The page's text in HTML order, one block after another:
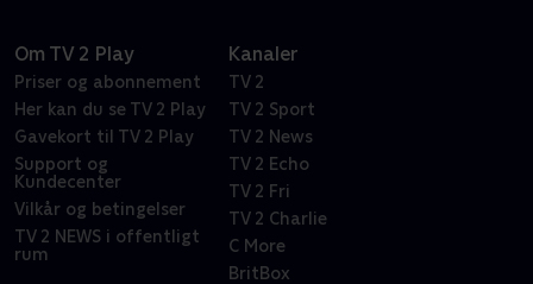
Om TV 2 Play
Priser og abonnement
Her kan du se TV 2 Play
Gavekort til TV 2 Play
Support og
Kundecenter
Vilkår og betingelser
TV 2 NEWS i offentligt
rum
Kanaler
TV 2
TV 2 Sport
TV 2 News
TV 2 Echo
TV 2 Fri
TV 2 Charlie
C More
BritBox